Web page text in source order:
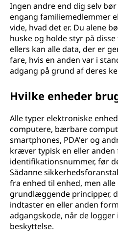
n
n
u
m
m
Ingen andre end dig selv
engang familiemedlemmer
vide, hvad det er. Du alene
huske og holde styr på
ellers kan alle data, der er
fare, hvis en anden var i
adgang på grund af deres
Hvilke enheder
Alle typer elektroniske
computere, bærbare
smartphones, PDA'er og
kræver typisk en eller
identifikationsnummer, før
Sådanne
fra enhed til enhed, men
grundlæggende principper,
indtaster en eller anden
adgangskode, når de
beskyttelse.